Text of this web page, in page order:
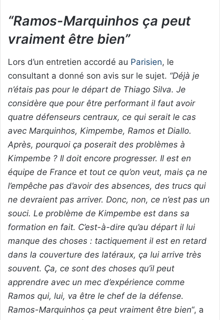
“Ramos-Marquinhos ça peut
vraiment être bien”
Lors d’un entretien accordé au Parisien, le
consultant a donné son avis sur le sujet. “Déjà je
n’étais pas pour le départ de Thiago Silva. Je
considère que pour être performant il faut avoir
quatre défenseurs centraux, ce qui serait le cas
avec Marquinhos, Kimpembe, Ramos et Diallo.
Après, pourquoi ça poserait des problèmes à
Kimpembe ? Il doit encore progresser. Il est en
équipe de France et tout ce qu’on veut, mais ça ne
l’empêche pas d’avoir des absences, des trucs qui
ne devraient pas arriver. Donc, non, ce n’est pas un
souci. Le problème de Kimpembe est dans sa
formation en fait. C’est-à-dire qu’au départ il lui
manque des choses : tactiquement il est en retard
dans la couverture des latéraux, ça lui arrive très
souvent. Ça, ce sont des choses qu’il peut
apprendre avec un mec d’expérience comme
Ramos qui, lui, va être le chef de la défense.
Ramos-Marquinhos ça peut vraiment être bien“, a